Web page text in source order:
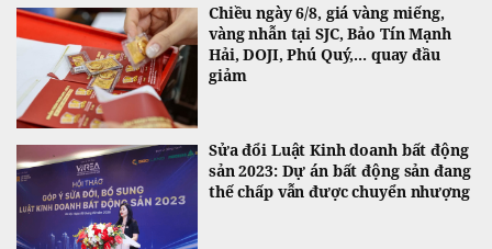
Chiều ngày 6/8, giá vàng miếng,
vàng nhẫn tại SJC, Bảo Tín Mạnh
Hải, DOJI, Phú Quý,... quay đầu
giảm
Sửa đổi Luật Kinh doanh bất động
sản 2023: Dự án bất động sản đang
thế chấp vẫn được chuyển nhượng